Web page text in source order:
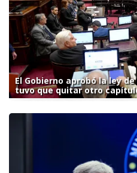
El Gobierno aprobó la ley
tuvo que quitar otro